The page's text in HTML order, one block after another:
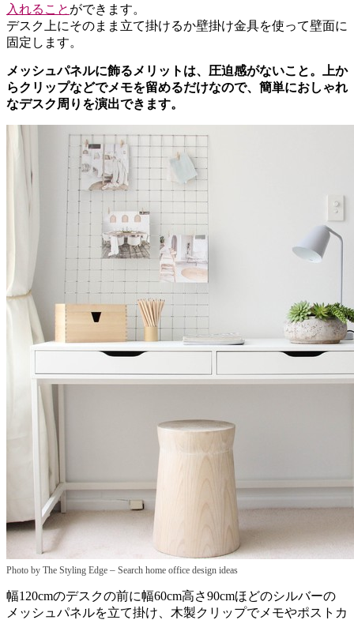
入れること ができます。
デスク上にそのまま立て掛けるか壁掛け金具を使って壁面に
固定します。
メッシュパネルに飾るメリットは、圧迫感がないこと。上か
らクリップなどでメモを留めるだけなので、簡単におしゃれ
なデスク周りを演出できます。
Photo by The Styling Edge – Search home office design ideas
幅120cmのデスクの前に幅60cm高さ90cmほどのシルバーの
メッシュパネルを立て掛け、木製クリップでメモやポストカ